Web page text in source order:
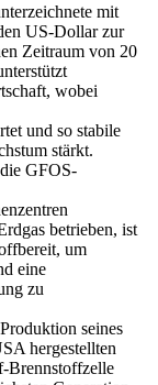
mit
US-Dollar zur
Zeitraum von 20
wobei
und so stabile
stärkt.
GFOS-
betrieben, ist
um
eine
zu
seines
hergestellten
Brennstoffzelle